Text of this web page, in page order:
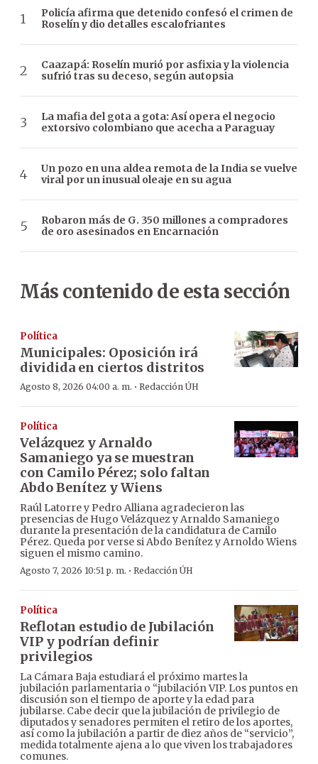
Policía afirma que detenido confesó el crimen de
Roselín y dio detalles escalofriantes
Caazapá: Roselín murió por asfixia y la violencia
sufrió tras su deceso, según autopsia
La mafia del gota a gota: Así opera el negocio
extorsivo colombiano que acecha a Paraguay
Un pozo en una aldea remota de la India se vuelve
viral por un inusual oleaje en su agua
Robaron más de G. 350 millones a compradores
de oro asesinados en Encarnación
Más contenido de esta sección
Política
Municipales: Oposición irá
dividida en ciertos distritos
Agosto 8, 2026 04:00 a. m. · Redacción ÚH
Política
Velázquez y Arnaldo
Samaniego ya se muestran
con Camilo Pérez; solo faltan
Abdo Benítez y Wiens
Raúl Latorre y Pedro Alliana agradecieron las
presencias de Hugo Velázquez y Arnaldo Samaniego
durante la presentación de la candidatura de Camilo
Pérez. Queda por verse si Abdo Benítez y Arnoldo Wiens
siguen el mismo camino.
Agosto 7, 2026 10:51 p. m. · Redacción ÚH
Política
Reflotan estudio de Jubilación
VIP y podrían definir
privilegios
La Cámara Baja estudiará el próximo martes la
jubilación parlamentaria o “jubilación VIP. Los puntos en
discusión son el tiempo de aporte y la edad para
jubilarse. Cabe decir que la jubilación de privilegio de
diputados y senadores permiten el retiro de los aportes,
así como la jubilación a partir de diez años de “servicio”,
medida totalmente ajena a lo que viven los trabajadores
comunes.